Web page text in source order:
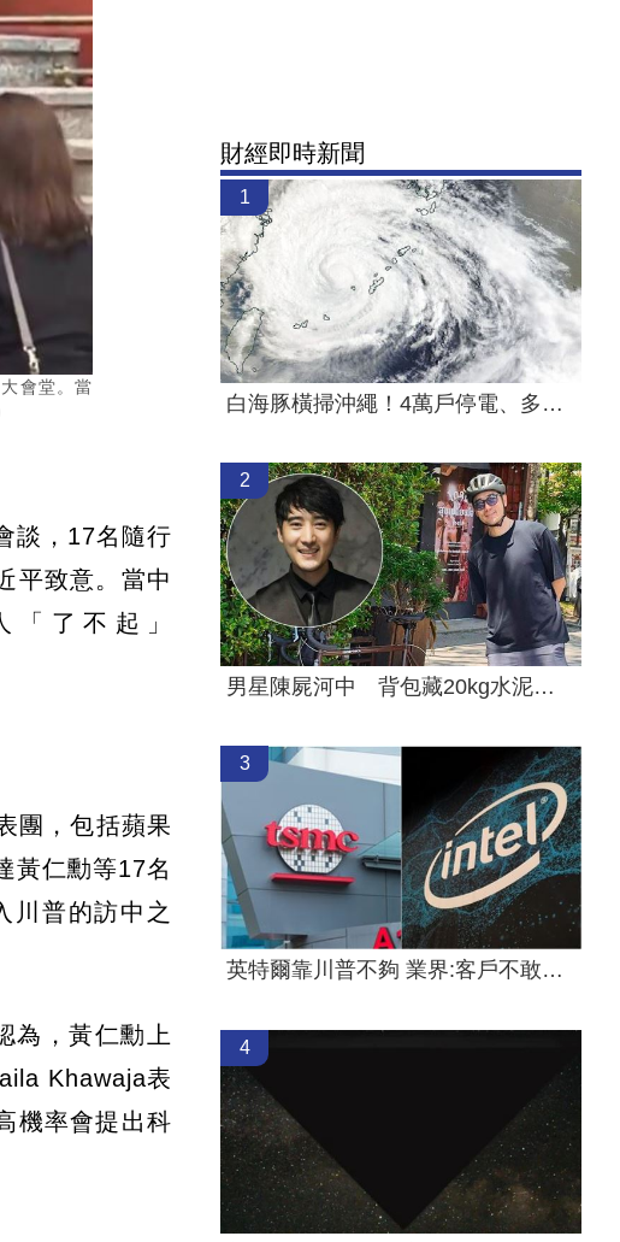
會堂。當
談，17名隨行
平致意。當中
了不起」
團，包括蘋果
黃仁勳等17名
川普的訪中之
為，黃仁勳上
Khawaja表
機率會提出科
財經即時新聞
1
白海豚橫掃沖繩！4萬戶停電、多人受傷
2
男星陳屍河中 背包藏20kg水泥塊死因成謎
3
英特爾靠川普不夠 業界:客戶不敢惹台積電
4